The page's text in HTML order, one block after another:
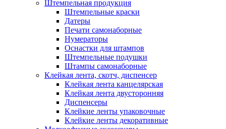
Штемпельная продукция
Штемпельные краски
Датеры
Печати самонаборные
Нумераторы
Оснастки для штампов
Штемпельные подушки
Штампы самонаборные
Клейкая лента, скотч, диспенсер
Клейкая лента канцелярская
Клейкая лента двусторонняя
Диспенсеры
Клейкие ленты упаковочные
Клейкие ленты декоративные